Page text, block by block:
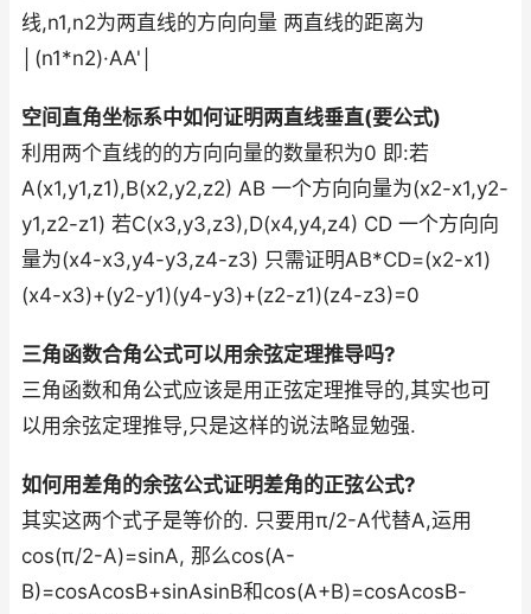
线,n1,n2为两直线的方向向量 两直线的距离为
│(n1*n2)·AA'│
空间直角坐标系中如何证明两直线垂直(要公式)
利用两个直线的的方向向量的数量积为0 即:若
A(x1,y1,z1),B(x2,y2,z2) AB 一个方向向量为(x2-x1,y2-
y1,z2-z1) 若C(x3,y3,z3),D(x4,y4,z4) CD 一个方向向
量为(x4-x3,y4-y3,z4-z3) 只需证明AB*CD=(x2-x1)
(x4-x3)+(y2-y1)(y4-y3)+(z2-z1)(z4-z3)=0
三角函数合角公式可以用余弦定理推导吗?
三角函数和角公式应该是用正弦定理推导的,其实也可
以用余弦定理推导,只是这样的说法略显勉强.
如何用差角的余弦公式证明差角的正弦公式?
其实这两个式子是等价的. 只要用π/2-A代替A,运用
cos(π/2-A)=sinA, 那么cos(A-
B)=cosAcosB+sinAsinB和cos(A+B)=cosAcosB-